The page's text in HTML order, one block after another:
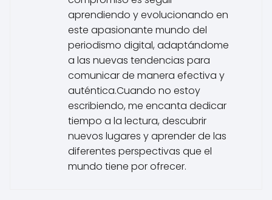
aprendiendo y evolucionando en
este apasionante mundo del
periodismo digital, adaptándome
a las nuevas tendencias para
comunicar de manera efectiva y
auténtica.Cuando no estoy
escribiendo, me encanta dedicar
tiempo a la lectura, descubrir
nuevos lugares y aprender de las
diferentes perspectivas que el
mundo tiene por ofrecer.